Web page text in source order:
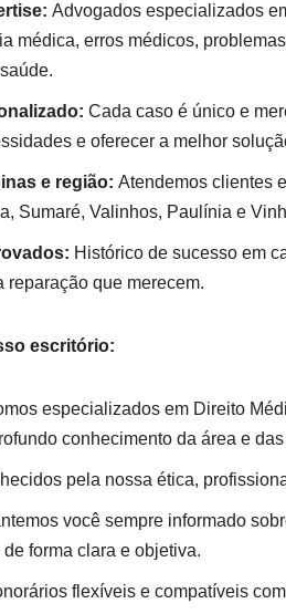
Advogados especializados
médica, erros médicos,
Cada caso é único e
e oferecer a melhor
e região: Atendemos clientes
Sumaré, Valinhos, Paulínia e
Histórico de sucesso em
reparação que merecem.
escritório:
especializados em Direito
conhecimento da área e
pela nossa ética,
você sempre informado
forma clara e objetiva.
flexíveis e compatíveis